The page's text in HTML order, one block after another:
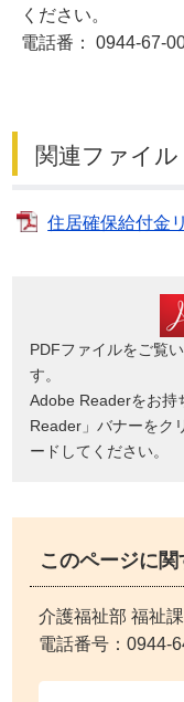
ください。
電話番： 0944-67-
関連ファイル
住居確保給付金
PDFファイルをご覧
す。
Adobe Readerをお持
Reader」バナーをク
ードしてください。
このページに
介護福祉部 福祉
電話番号：0944-